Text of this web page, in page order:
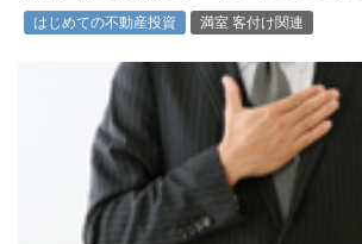
はじめての不動産投資 満室 客付け関連